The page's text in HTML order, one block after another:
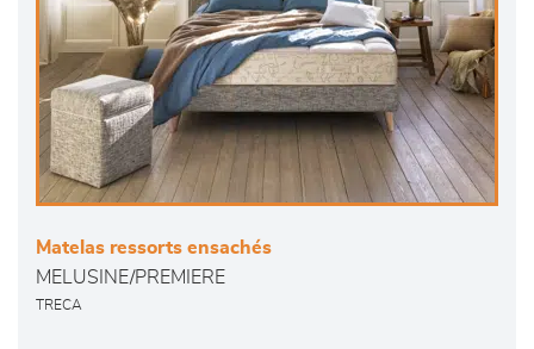
Matelas ressorts ensachés
MELUSINE/PREMIERE
TRECA